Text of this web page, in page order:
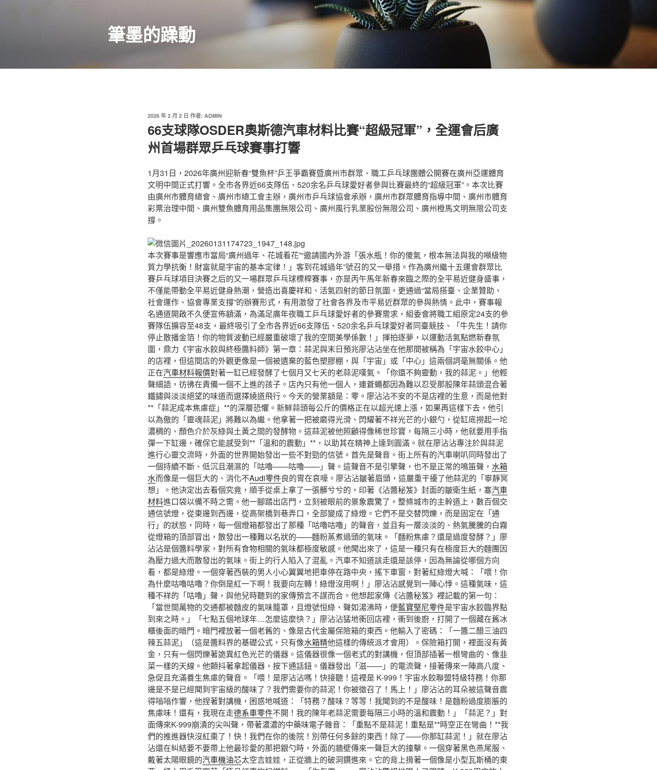
筆墨的躁動
發
於
2026 年 2 月 2 日 作者: ADMIN
66支球隊OSDER奧斯德汽車材料比賽“超級冠軍”，全運會后廣
州首場群眾乒乓球賽事打響
1月31日，2026年廣州迎新春“雙魚杯”乒王爭霸賽暨廣州市群眾、職工乒乓球團體公開賽在廣州亞運體育
文明中間正式打響。全市各界近66支隊伍、520余名乒乓球愛好者參與比賽最終的“超級冠軍”。本次比賽
由廣州市體育總會、廣州市總工會主辦，廣州市乒乓球協會承辦，廣州市群眾體育指導中間、廣州市體育
彩票治理中間、廣州雙魚體育用品集團無限公司、廣州風行乳業股份無限公司、廣州橙馬文明無限公司支
撐。
本次賽事是響應市當局“廣州過年、花城看花”“邀請國內外游「張水瓶！你的傻氣，根本無法與我的噸級物
質力學抗衡！財富就是宇宙的基本定律！」客到花城過年”號召的又一舉措。作為廣州繼十五運會群眾比
賽乒乓球項目決賽之后的又一場群眾乒乓球標桿賽事，亦是丙午馬年新春來臨之際的全平易近健身盛事，
不僅能帶動全平易近健身熱潮，營造出喜慶祥和、活氣四射的節日氛圍，更通過“當局搭臺、企業贊助、
社會運作、協會專業支撐”的辦賽形式，有用激發了社會各界及市平易近群眾的參與熱情。此中，賽事報
名通道開啟不久便宣佈額滿，為滿足廣年夜職工乒乓球愛好者的參賽需求，組委會將職工組原定24支的參
賽隊伍擴容至48支，最終吸引了全市各界近66支隊伍、520余名乒乓球愛好者同臺競技、「牛先生！請你
停止散播金箔！你的物質波動已經嚴重破壞了我的空間美學係數！」揮拍逐夢，以運動活氣點燃新春氛
圍，鼎力《宇宙水餃與終極醬料師》第一章：蒜泥與末日預兆廖沾沾坐在他那間被稱為「宇宙水餃中心」
的店裡，但這間店的外觀更像是一個被遺棄的藍色塑膠棚，與「宇宙」或「中心」這兩個詞毫無關係。他
正在汽車材料報價對著一缸已經發酵了七個月又七天的老蒜泥嘆氣。「你還不夠靈動，我的蒜泥。」他輕
聲細語，彷彿在責備一個不上進的孩子。店內只有他一個人，連蒼蠅都因為難以忍受那股陳年蒜頭混合著
鐵鏽與淡淡絕望的味道而選擇繞道飛行。今天的營業額是：零。廖沾沾不安的不是店裡的生意，而是他對
**「蒜泥成本焦慮症」**的深層恐懼。新鮮蒜頭每公斤的價格正在以超光速上漲，如果再這樣下去，他引
以為傲的「靈魂蒜泥」將難以為繼。他拿著一把被磨得光滑、閃耀著不祥光芒的小銀勺，從缸底撈起一坨
濃稠的、顏色介於灰綠與土黃之間的發酵物。這蒜泥被他照顧得像稀世珍寶，每隔三小時，他就要用手指
彈一下缸邊，確保它能感受到**「溫和的震動」**，以助其在精神上達到圓滿。就在廖沾沾專注於與蒜泥
進行心靈交流時，外面的世界開始發出一些不對勁的信號。首先是聲音。街上所有的汽車喇叭同時發出了
一個持續不斷、低沉且潮濕的「咕嚕——咕嚕——」聲。這聲音不是引擎聲，也不是正常的鳴笛聲， 水箱
水而像是一個巨大的、消化不Audi零件良的胃在哀嚎。廖沾沾皺著眉頭，這嚴重干擾了他蒜泥的「寧靜冥
想」。他決定出去看個究竟，順手從桌上拿了一張髒兮兮的，印著《沾醬秘笈》封面的皺衛生紙，塞汽車
材料進口袋以備不時之需。他一腳踏出店門，立刻被眼前的景象震驚了。整條城市的主幹道上，數百個交
通信號燈，從東邊到西邊，從高架橋到巷弄口，全部變成了綠燈。它們不是交替閃爍，而是固定在「通
行」的狀態，同時，每一個燈箱都發出了那種「咕嚕咕嚕」的聲音，並且有一層淡淡的、熱氣騰騰的白霧
從燈箱的頂部冒出，散發出一種難以名狀的——麵粉蒸煮過頭的氣味。「麵粉焦慮？還是過度發酵？」廖
沾沾是個醬料學家，對所有食物相關的氣味都極度敏感。他聞出來了，這是一種只有在極度巨大的麵團因
為壓力過大而散發出的氣味。街上的行人陷入了混亂。汽車不知道該走還是該停，因為無論從哪個方向
看，都是綠燈。一個穿著西裝的男人小心翼翼地把車停在路中央，搖下車窗，對著紅綠燈大喊：「喂！你
為什麼咕嚕咕嚕？你倒是紅一下啊！我要向左轉！綠燈沒用啊！」廖沾沾感覺到一陣心悸。這種氣味，這
種不祥的「咕嚕」聲，與他兒時聽到的家傳預言不謀而合。他想起家傳《沾醬秘笈》裡記載的第一句：
「當世間萬物的交通都被麵皮的氣味籠罩，且燈號恒綠、聲如湯沸時，便藍寶堅尼零件是宇宙水餃臨界點
到來之時。」「七點五個地球年…怎麼這麼快？」廖沾沾猛地衝回店裡，衝到後廚，打開了一個藏在舊冰
櫃後面的暗門。暗門裡放著一個老舊的、像是古代金屬保險箱的東西。他輸入了密碼：「一醬二醋三油四
辣五蒜泥」（這是醬料界的基礎公式，只有像水箱精他這樣的傳統派才會用）。保險箱打開，裡面沒有黃
金，只有一個閃爍著詭異紅色光芒的儀器。這儀器很像一個老式的對講機，但頂部插著一根彎曲的、像韭
菜一樣的天線。他顫抖著拿起儀器，按下通話鈕。儀器發出「滋——」的電流聲，接著傳來一陣高八度、
急促且充滿養生焦慮的聲音。「喂！是廖沾沾嗎！快接聽！這裡是 K-999！宇宙水餃聯盟特級特務！你那
邊是不是已經聞到宇宙級的酸味了？我們需要你的蒜泥！你被徵召了！馬上！」廖沾沾的耳朵被這聲音震
得嗡嗡作響，他捏著對講機，困惑地喊道：「特務？酸味？等等！我聞到的不是酸味！是麵粉過度膨脹的
焦慮味！還有，我現在走德系車零件不開！我的陳年老蒜泥需要每隔三小時的溫和震動！」「蒜泥？」對
面傳來K-999崩潰的尖叫聲，帶著濃濃的中藥味電子雜音：「重點不是蒜泥！重點是**時空正在彎曲！**我
們的推進器快沒紅棗了！快！我們在你的後院！別帶任何多餘的東西！除了——你那缸蒜泥！」就在廖沾
沾還在糾結要不要帶上他最珍愛的那把銀勺時，外面的牆壁傳來一聲巨大的撞擊。一個穿著黑色燕尾服、
戴著太陽眼鏡的汽車機油芯太空吉娃娃，正從牆上的破洞鑽進來。它的背上揹著一個像是小型瓦斯桶的東